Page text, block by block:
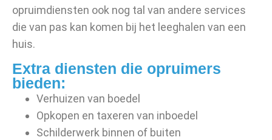
opruimdiensten ook nog tal van andere services
die van pas kan komen bij het leeghalen van een
huis.
Extra diensten die opruimers
bieden:
Verhuizen van boedel
Opkopen en taxeren van inboedel
Schilderwerk binnen of buiten